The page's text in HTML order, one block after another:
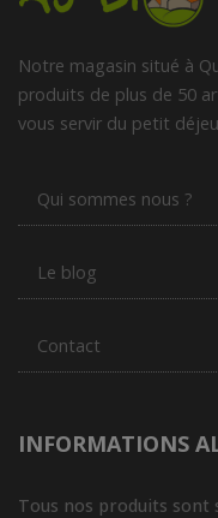
Notre magasin situé à
produits de plus de 50
vous servir du petit
Qui sommes nous ?
Le blog
Contact
INFORMATIONS
Tous nos produits sont